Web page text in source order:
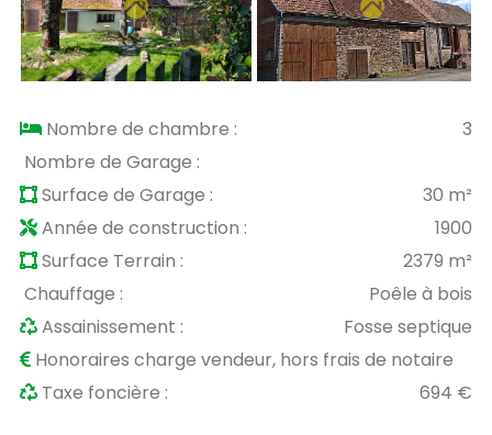
Nombre de chambre :
3
Nombre de Garage :
Surface de Garage :
30 m²
Année de construction :
1900
Surface Terrain :
2379 m²
Chauffage :
Poêle à bois
Assainissement :
Fosse septique
Honoraires charge vendeur, hors frais de notaire
Taxe foncière :
694 €